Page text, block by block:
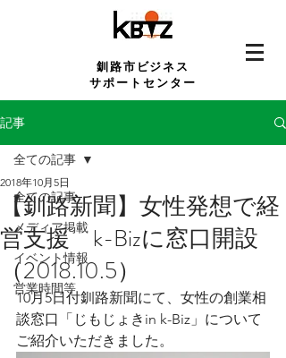
釧路市ビジネス
サポートセンター
記事
全ての記事
メディア掲載
イベント情報
営業時間等
全ての記事
【釧路新聞】女性発想で経
営支援 k-Bizに窓口開設
（2018.10.5）
2018年10月5日
10月5日付釧路新聞にて、女性の創業相
談窓口「じもじょきin k-Biz」について
ご紹介いただきました。